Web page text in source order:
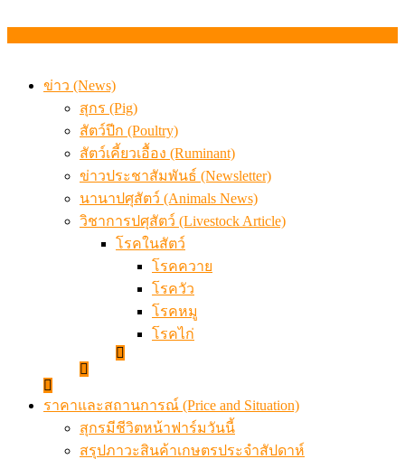
ข่าว (News)
สุกร (Pig)
สัตว์ปีก (Poultry)
สัตว์เคี้ยวเอื้อง (Ruminant)
ข่าวประชาสัมพันธ์ (Newsletter)
นานาปศุสัตว์ (Animals News)
วิชาการปศุสัตว์ (Livestock Article)
โรคในสัตว์
โรคควาย
โรควัว
โรคหมู
โรคไก่
ราคาและสถานการณ์ (Price and Situation)
สุกรมีชีวิตหน้าฟาร์มวันนี้
สรุปภาวะสินค้าเกษตรประจำสัปดาห์